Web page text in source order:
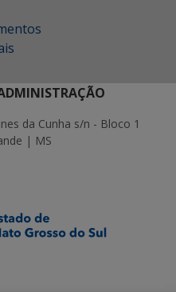
da Cunha s/n - Bloco 1
| MS